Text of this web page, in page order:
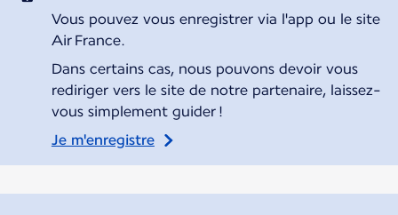
Vous pouvez vous enregistrer via l'app ou le site
Air France.
Dans certains cas, nous pouvons devoir vous
rediriger vers le site de notre partenaire, laissez-
vous simplement guider !
Je m'enregistre